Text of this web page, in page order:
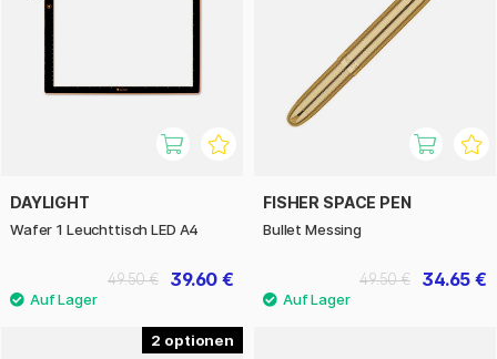
DAYLIGHT
Wafer 1 Leuchttisch LED A4
39.60 €
49.50 €
FISHER SPACE PEN
Bullet Messing
34.65 €
49.50 €
2